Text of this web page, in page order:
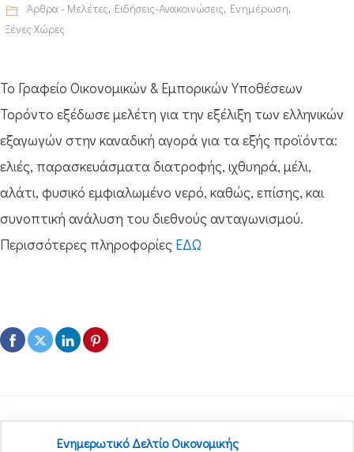
Άρθρα - Μελέτες, Ειδήσεις-Ανακοινώσεις, Ενημέρωση,
Ξένες Χώρες
Το Γραφείο Οικονομικών & Εμπορικών Υποθέσεων
Τορόντο εξέδωσε μελέτη για την εξέλιξη των ελληνικών
εξαγωγών στην καναδική αγορά για τα εξής προϊόντα:
ελιές, παρασκευάσματα διατροφής, ιχθυηρά, μέλι,
αλάτι, φυσικό εμφιαλωμένο νερό, καθώς, επίσης, και
συνοπτική ανάλυση του διεθνούς ανταγωνισμού.
Περισσότερες πληροφορίες ΕΔΩ
Ενημερωτικό Δελτίο Οικονομικής